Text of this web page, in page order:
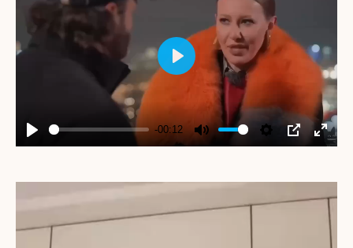
Play
-00:12
Mute SettingsPIP
Enter
Play